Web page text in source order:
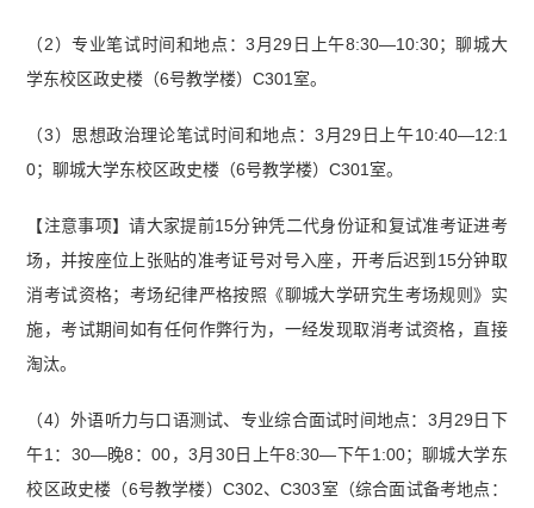
（2）专业笔试时间和地点：3月29日上午8:30—10:30；聊城大
学东校区政史楼（6号教学楼）C301室。
（3）思想政治理论笔试时间和地点：3月29日上午10:40—12:1
0；聊城大学东校区政史楼（6号教学楼）C301室。
【注意事项】请大家提前15分钟凭二代身份证和复试准考证进考
场，并按座位上张贴的准考证号对号入座，开考后迟到15分钟取
消考试资格；考场纪律严格按照《聊城大学研究生考场规则》实
施，考试期间如有任何作弊行为，一经发现取消考试资格，直接
淘汰。
（4）外语听力与口语测试、专业综合面试时间地点：3月29日下
午1：30—晚8：00，3月30日上午8:30—下午1:00；聊城大学东
校区政史楼（6号教学楼）C302、C303室（综合面试备考地点：